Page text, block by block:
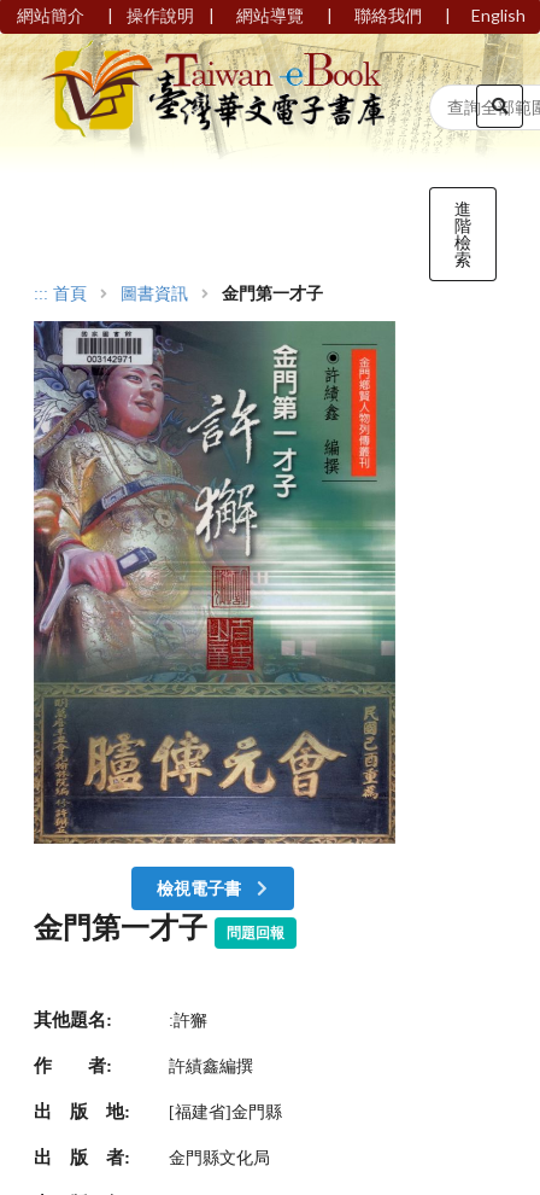
網站簡介 | 操作說明 | 網站導覽 | 聯絡我們 | English
進
階
檢
索
::: 首頁 圖書資訊 金門第一才子
檢視電子書
金門第一才子 問題回報
其他題名: :許獬
作 者: 許績鑫編撰
出 版 地: [福建省]金門縣
出 版 者: 金門縣文化局